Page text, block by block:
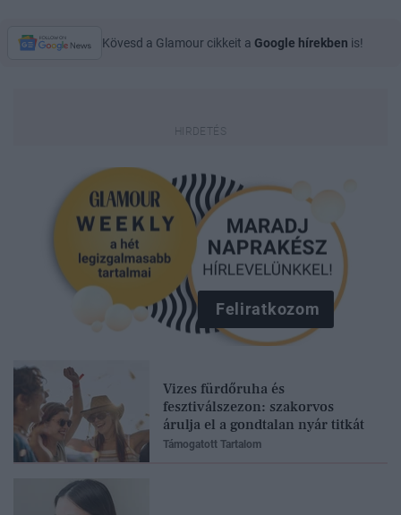
Kövesd a Glamour cikkeit a Google hírekben is!
Feliratkozom
Vizes fürdőruha és
fesztiválszezon: szakorvos
árulja el a gondtalan nyár titkát
Támogatott Tartalom